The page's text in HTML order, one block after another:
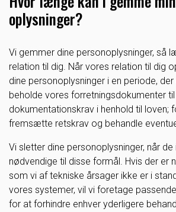
oplysninger?
Vi gemmer dine personoplysninger, så
relation til dig. Når vores relation til dig
dine personoplysninger i en periode,
beholde vores forretningsdokumenter
dokumentationskrav i henhold til loven;
fremsætte retskrav og behandle
Vi sletter dine personoplysninger, når
nødvendige til disse formål. Hvis der er
som vi af tekniske årsager ikke er i
vores systemer, vil vi foretage
for at forhindre enhver yderligere